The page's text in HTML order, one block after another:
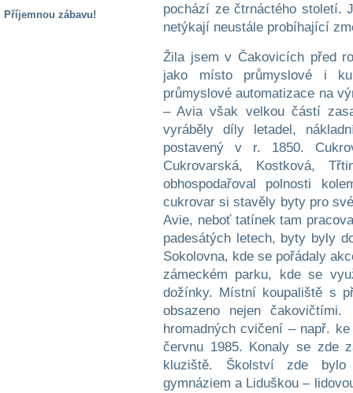
Příjemnou zábavu!
pochází ze čtrnáctého století.
netýkají neustále probíhající
Žila jsem v Čakovicích před
jako místo průmyslové i
průmyslové automatizace na
– Avia však velkou částí
vyráběly díly letadel,
postavený v r. 1850.
Cukrovarská, Kostková,
obhospodařoval polnosti
cukrovar si stavěly byty pro
Avie, neboť tatínek tam
padesátých letech, byty byly
Sokolovna, kde se pořádaly
zámeckém parku, kde se
dožínky. Místní koupaliště s
obsazeno nejen
hromadných cvičení – např.
červnu 1985. Konaly se zde
kluziště. Školství zde bylo
gymnáziem a Liduškou –